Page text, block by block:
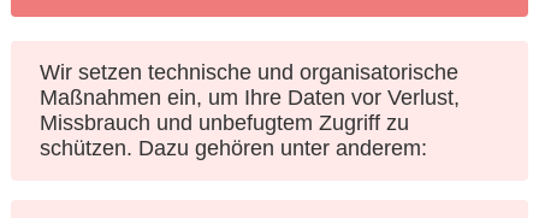
Wir setzen technische und organisatorische
Maßnahmen ein, um Ihre Daten vor Verlust,
Missbrauch und unbefugtem Zugriff zu
schützen. Dazu gehören unter anderem: